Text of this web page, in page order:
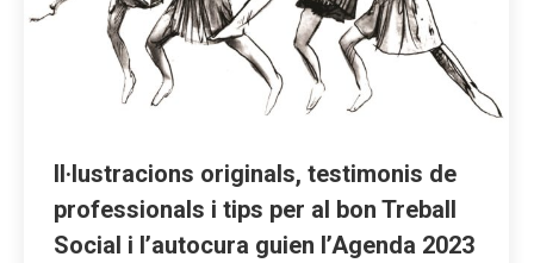
Il·lustracions originals, testimonis de
professionals i tips per al bon Treball
Social i l’autocura guien l’Agenda 2023